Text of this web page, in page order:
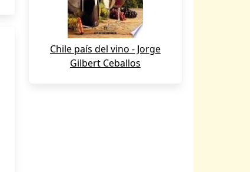
Chile país del vino - Jorge
Gilbert Ceballos